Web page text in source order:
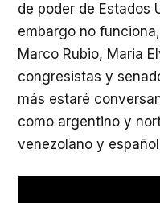
de poder de Estados
embargo no
Marco Rubio, Maria
congresistas y
más estaré
como argentino y
venezolano y